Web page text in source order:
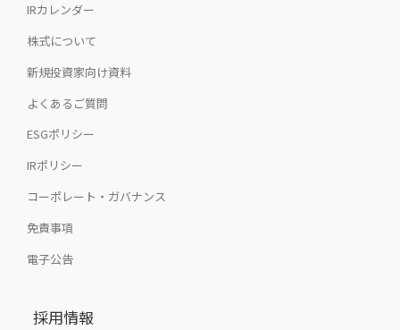
IRカレンダー
株式について
新規投資家向け資料
よくあるご質問
ESGポリシー
IRポリシー
コーポレート・ガバナンス
免責事項
電子公告
採用情報